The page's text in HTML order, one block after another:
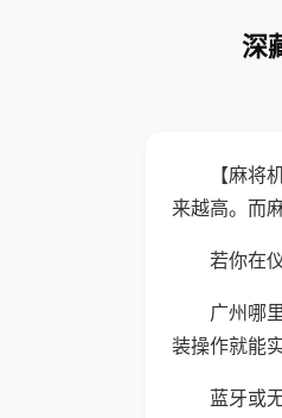
深
【麻
来越高。而
若你在
广州哪
装操作就能
蓝牙或